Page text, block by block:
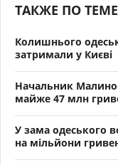
ТАКЖЕ ПО ТЕМЕ
Колишнього
затримали у Києві
Начальник
майже 47 млн
У зама одеського
на мільйони